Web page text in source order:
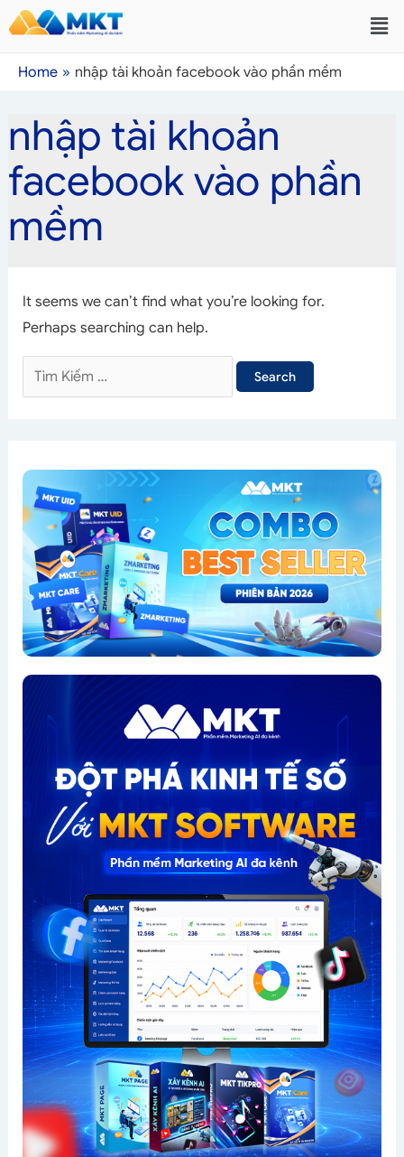
Home nhập tài khoản facebook vào phần mềm
nhập tài khoản
facebook vào phần
mềm
It seems we can’t find what you’re looking for.
Perhaps searching can help.